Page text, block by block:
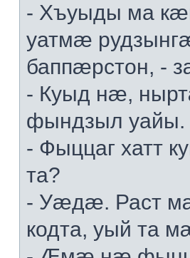
- Хъуыды ма
уатмæ
баппæрстон, -
- Куыд нæ,
фындзыл уайы.
- Фыццаг хатт
та?
- Уæдæ. Раст
кодта, уый та